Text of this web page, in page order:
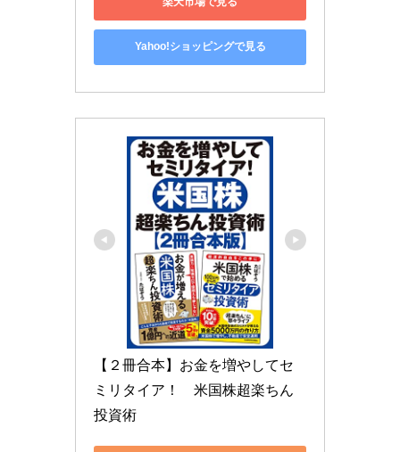
Yahoo!ショッピングで見る
【２冊合本】お金を増やしてセ
ミリタイア！　米国株超楽ちん
投資術